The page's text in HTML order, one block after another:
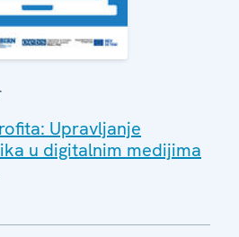
Upravljanje
u digitalnim medijima